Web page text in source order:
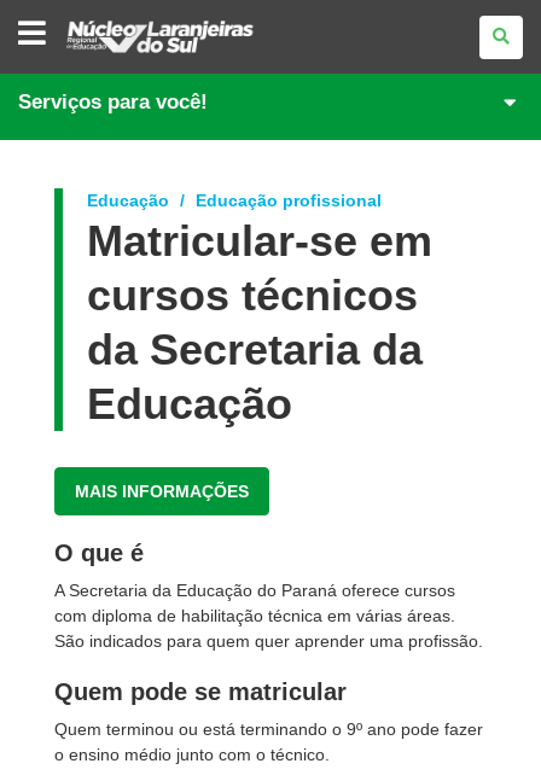
NÚCLEO
REGIONAL
EDUCAÇÃO
DE
LARANJEIRAS
SUL
Serviços para você!
Educação Educação profissional
Matricular-se em
cursos técnicos
da Secretaria da
Educação
MAIS INFORMAÇÕES
O que é
A Secretaria da Educação do Paraná oferece cursos
com diploma de habilitação técnica em várias áreas.
São indicados para quem quer aprender uma profissão.
Quem pode se matricular
Quem terminou ou está terminando o 9º ano pode fazer
o ensino médio junto com o técnico.